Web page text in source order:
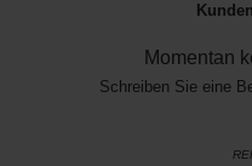
Momentan
Schreiben Sie eine